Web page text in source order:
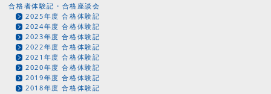
合格者体験記・合格座談会
2025年度 合格体験記
2024年度 合格体験記
2023年度 合格体験記
2022年度 合格体験記
2021年度 合格体験記
2020年度 合格体験記
2019年度 合格体験記
2018年度 合格体験記